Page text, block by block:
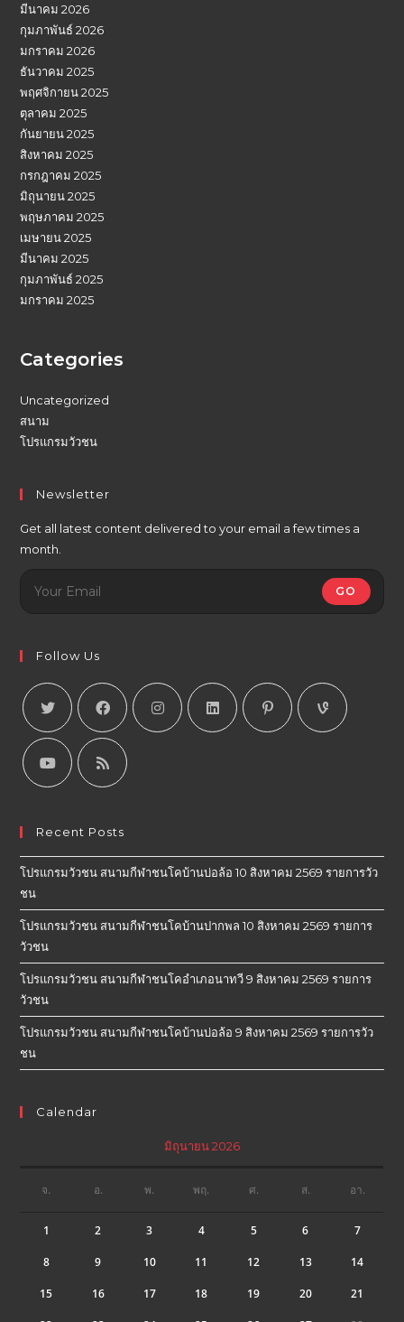
มีนาคม 2026
กุมภาพันธ์ 2026
มกราคม 2026
ธันวาคม 2025
พฤศจิกายน 2025
ตุลาคม 2025
กันยายน 2025
สิงหาคม 2025
กรกฎาคม 2025
มิถุนายน 2025
พฤษภาคม 2025
เมษายน 2025
มีนาคม 2025
กุมภาพันธ์ 2025
มกราคม 2025
Categories
Uncategorized
สนาม
โปรแกรมวัวชน
Newsletter
Get all latest content delivered to your email a few times a
month.
GO
Follow Us
Recent Posts
โปรแกรมวัวชน สนามกีฬาชนโคบ้านบ่อล้อ 10 สิงหาคม 2569 รายการวัว
ชน
โปรแกรมวัวชน สนามกีฬาชนโคบ้านปากพล 10 สิงหาคม 2569 รายการ
วัวชน
โปรแกรมวัวชน สนามกีฬาชนโคอำเภอนาทวี 9 สิงหาคม 2569 รายการ
วัวชน
โปรแกรมวัวชน สนามกีฬาชนโคบ้านบ่อล้อ 9 สิงหาคม 2569 รายการวัว
ชน
Calendar
มิถุนายน 2026
จ. อ. พ. พฤ. ศ. ส. อา.
1 2 3 4 5 6 7
8 9 10 11 12 13 14
15 16 17 18 19 20 21